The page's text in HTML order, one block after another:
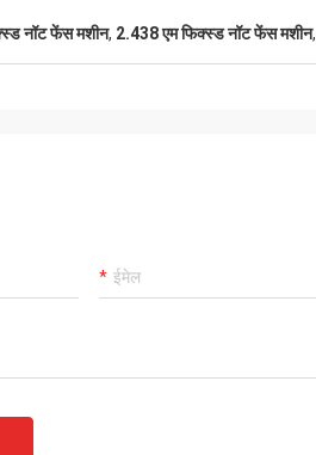
नॉट फेंस मशीन, 2.438 एम फिक्स्ड नॉट फेंस मशीन,